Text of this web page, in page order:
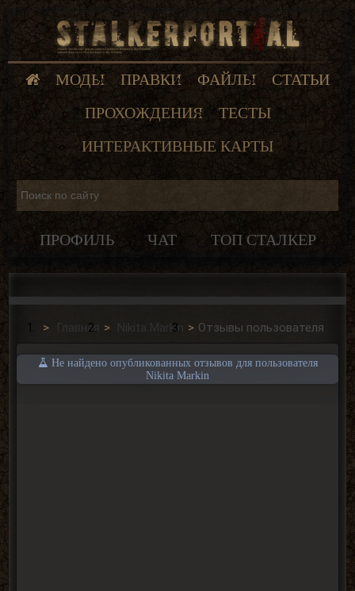
МОДЫ ПРАВКИ ФАЙЛЫ
СТАТЬИ
ПРОХОЖДЕНИЯ
ТЕСТЫ
ИНТЕРАКТИВНЫЕ КАРТЫ
ПРОФИЛЬ ЧАТ ТОП СТАЛКЕР
Главная Nikita Markin Отзывы пользователя
Не найдено опубликованных отзывов для пользователя
Nikita Markin